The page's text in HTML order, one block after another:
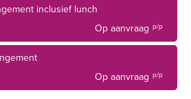
inclusief lunch
Op aanvraag p/p
Op aanvraag p/p